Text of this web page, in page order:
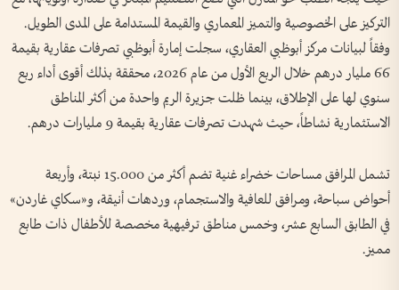
التركيز على الخصوصية والتميز المعماري والقيمة المستدامة على المدى الطويل.
وفقاً لبيانات مركز أبوظبي العقاري، سجلت إمارة أبوظبي تصرفات عقارية بقيمة
66 مليار درهم خلال الربع الأول من عام 2026، محققة بذلك أقوى أداء ربع
سنوي لها على الإطلاق، بينما ظلت جزيرة الريم واحدة من أكثر المناطق
الاستثمارية نشاطاً، حيث شهدت تصرفات عقارية بقيمة 9 مليارات درهم.
تشمل المرافق مساحات خضراء غنية تضم أكثر من 15.000 نبتة، وأربعة
أحواض سباحة، ومرافق للعافية والاستجمام، وردهات أنيقة، و«سكاي غاردن»
في الطابق السابع عشر، وخمس مناطق ترفيهية مخصصة للأطفال ذات طابع
مميز.